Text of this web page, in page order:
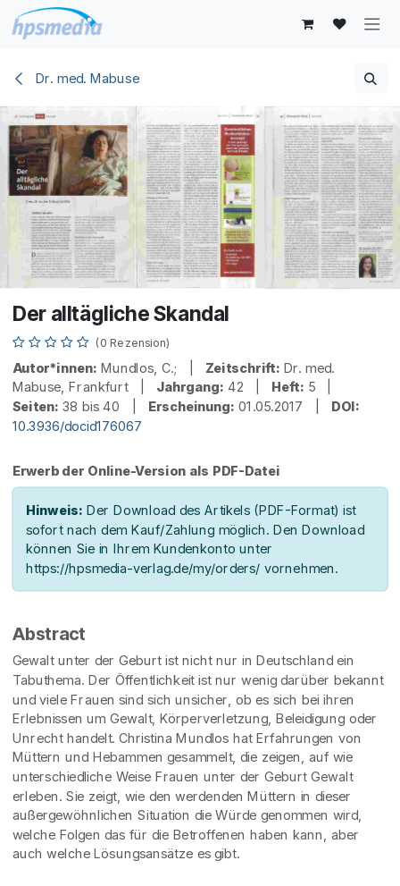
Zum Inhalt springen
Dr. med. Mabuse
Der alltägliche Skandal
(0 Rezension)
Autor*innen: Mundlos, C.; | Zeitschrift: Dr. med.
Mabuse, Frankfurt | Jahrgang: 42 | Heft: 5 |
Seiten: 38 bis 40 | Erscheinung: 01.05.2017 | DOI:
10.3936/docid176067
Erwerb der Online-Version als PDF-Datei
Hinweis: Der Download des Artikels (PDF-Format) ist
sofort nach dem Kauf/Zahlung möglich. Den Download
können Sie in Ihrem Kundenkonto unter
https://hpsmedia-verlag.de/my/orders/ vornehmen.
Abstract
Gewalt unter der Geburt ist nicht nur in Deutschland ein
Tabuthema. Der Öffentlichkeit ist nur wenig darüber bekannt
und viele Frauen sind sich unsicher, ob es sich bei ihren
Erlebnissen um Gewalt, Körperverletzung, Beleidigung oder
Unrecht handelt. Christina Mundlos hat Erfahrungen von
Müttern und Hebammen gesammelt, die zeigen, auf wie
unterschiedliche Weise Frauen unter der Geburt Gewalt
erleben. Sie zeigt, wie den werdenden Müttern in dieser
außergewöhnlichen Situation die Würde genommen wird,
welche Folgen das für die Betroffenen haben kann, aber
auch welche Lösungsansätze es gibt.